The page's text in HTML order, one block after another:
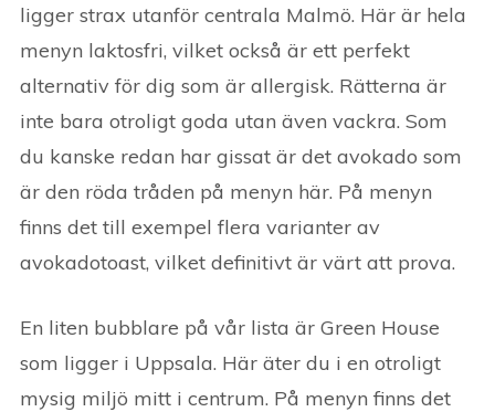
ligger strax utanför centrala Malmö. Här är hela
menyn laktosfri, vilket också är ett perfekt
alternativ för dig som är allergisk. Rätterna är
inte bara otroligt goda utan även vackra. Som
du kanske redan har gissat är det avokado som
är den röda tråden på menyn här. På menyn
finns det till exempel flera varianter av
avokadotoast, vilket definitivt är värt att prova.
En liten bubblare på vår lista är Green House
som ligger i Uppsala. Här äter du i en otroligt
mysig miljö mitt i centrum. På menyn finns det